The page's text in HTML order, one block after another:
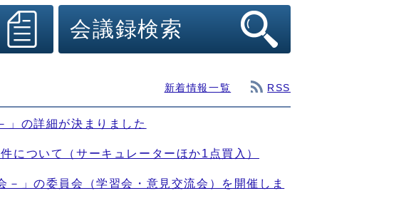
会議録検索
新着情報一覧 RSS
の詳細が決まりました
ついて（サーキュレーターほか1点買入）
」の委員会（学習会・意見交流会）を開催しま